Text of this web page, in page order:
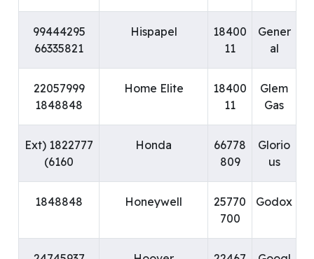
Gener
al
18400
11
Hispapel
99444295
66335821
Glem
Gas
18400
11
Home Elite
22057999
1848848
Glorio
us
66778
809
Honda
1822777 (Ext
6160)
Godox
25770
700
Honeywell
1848848